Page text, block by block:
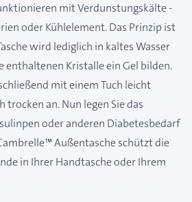
mit Verdunstungskälte -
oder Kühlelement. Das Prinzip ist
wird lediglich in kaltes Wasser
enthaltenen Kristalle ein Gel bilden.
mit einem Tuch leicht
trocken an. Nun legen Sie das
oder anderen Diabetesbedarf
Außentasche schützt die
in Ihrer Handtasche oder Ihrem